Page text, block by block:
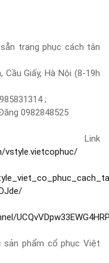
trang phục cách tân
Cầu Giấy, Hà Nội (8-19h
;
0982848525
Link
vstyle.vietcophuc/
phẩm cổ phục Việt